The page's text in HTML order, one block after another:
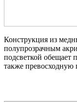
Конструкция из
полупрозрачным
подсветкой обещает
также превосходную